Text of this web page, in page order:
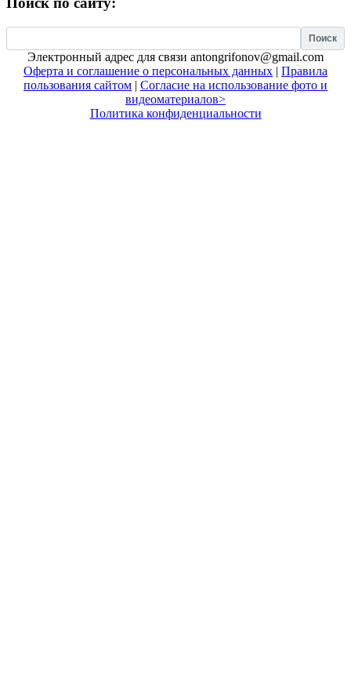
Электронный адрес для связи antongrifonov@gmail.com
Оферта и соглашение о персональных данных | Правила
пользования сайтом | Согласие на использование фото и
видеоматериалов>
Политика конфиденциальности